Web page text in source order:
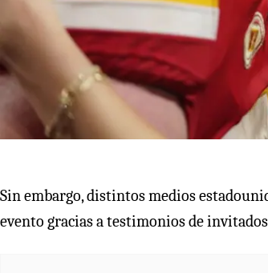
Sin embargo, distintos medios
evento gracias a testimonios de